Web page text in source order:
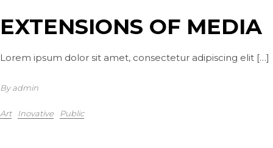
EXTENSIONS OF MEDIA
Lorem ipsum dolor sit amet, consectetur adipiscing elit […]
By admin
Art Inovative Public